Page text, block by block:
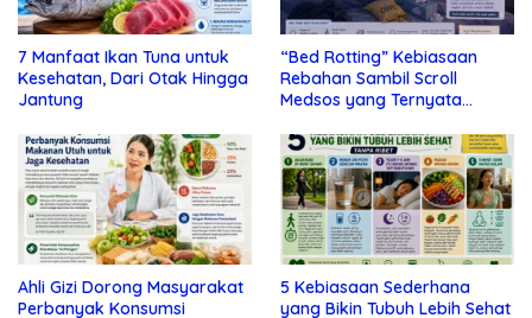
7 Manfaat Ikan Tuna untuk
Kesehatan, Dari Otak Hingga
Jantung
“Bed Rotting” Kebiasaan
Rebahan Sambil Scroll
Medsos yang Ternyata
Ahli Gizi Dorong Masyarakat
Perbanyak Konsumsi
5 Kebiasaan Sederhana
yang Bikin Tubuh Lebih Sehat